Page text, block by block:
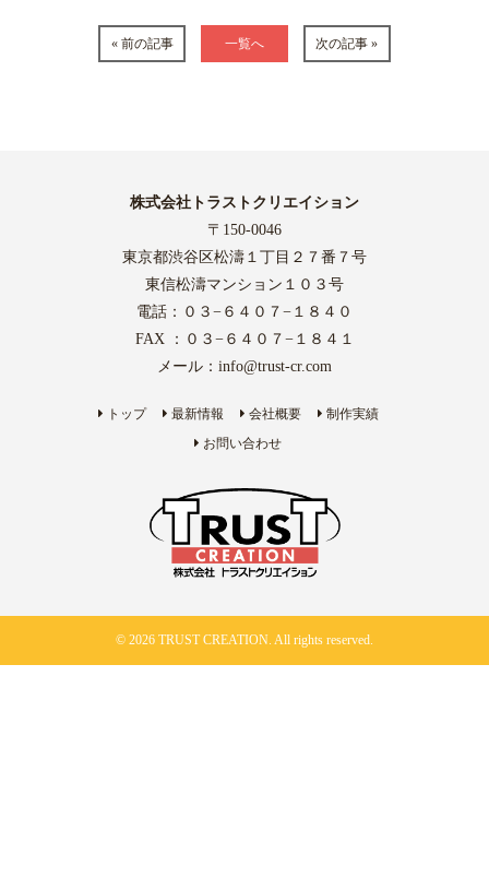
« 前の記事 一覧へ 次の記事 »
株式会社トラストクリエイション
〒150-0046
東京都渋谷区松濤１丁目２７番７号
東信松濤マンション１０３号
電話：０３−６４０７−１８４０
FAX ：０３−６４０７−１８４１
メール： info@trust-cr.com
トップ 最新情報 会社概要
制作実績
お問い合わせ
© 2026 TRUST CREATION. All rights reserved.